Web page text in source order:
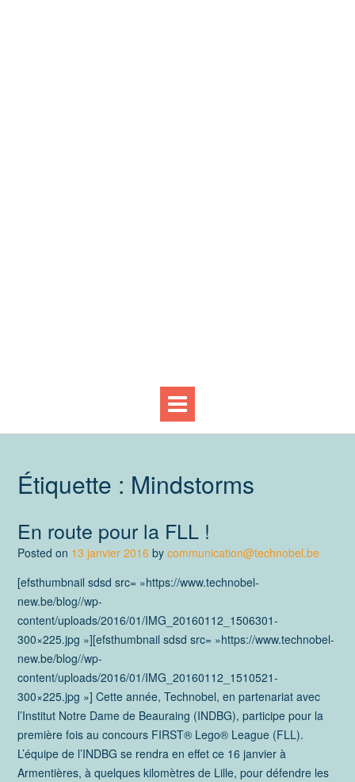
Étiquette : Mindstorms
En route pour la FLL !
Posted on 13 janvier 2016 by communication@technobel.be
[efsthumbnail sdsd src= »https://www.technobel-
new.be/blog//wp-
content/uploads/2016/01/IMG_20160112_1506301-
300×225.jpg »][efsthumbnail sdsd src= »https://www.technobel-
new.be/blog//wp-
content/uploads/2016/01/IMG_20160112_1510521-
300×225.jpg »] Cette année, Technobel, en partenariat avec
l’Institut Notre Dame de Beauraing (INDBG), participe pour la
première fois au concours FIRST® Lego® League (FLL).
L’équipe de l’INDBG se rendra en effet ce 16 janvier à
Armentières, à quelques kilomètres de Lille, pour défendre les